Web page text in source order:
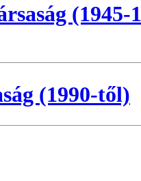
(1945-
(1990-től)